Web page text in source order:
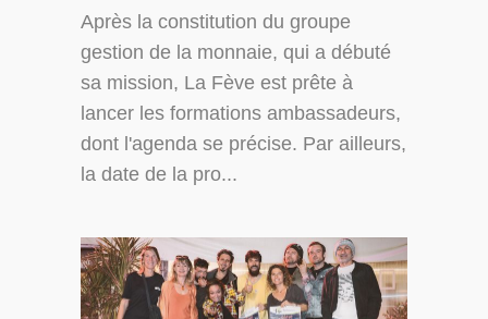
Après la constitution du groupe
gestion de la monnaie, qui a débuté
sa mission, La Fève est prête à
lancer les formations ambassadeurs,
dont l'agenda se précise. Par ailleurs,
la date de la pro...